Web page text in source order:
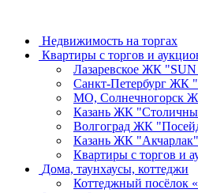
Недвижимость на торгах
Квартиры с торгов и
Лазаревское ЖК
Санкт-Петербург ЖК
МО, Солнечногорск
Казань ЖК
Волгоград ЖК
Казань ЖК "Акчарлак"
Квартиры с торгов и
Дома, таунхаусы, коттеджи
Коттеджный посёлок